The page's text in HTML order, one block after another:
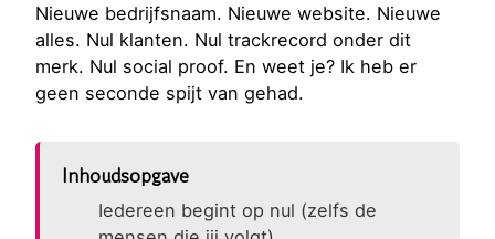
Nieuwe bedrijfsnaam. Nieuwe website. Nieuwe
alles. Nul klanten. Nul trackrecord onder dit
merk. Nul social proof. En weet je? Ik heb er
geen seconde spijt van gehad.
Inhoudsopgave
Iedereen begint op nul (zelfs de